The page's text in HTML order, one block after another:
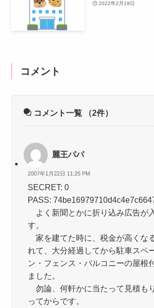
2022年2月19日
コメント
コメント一覧 （2件）
麗王パパ
2007年1月22日 11:25 PM
SECRET: 0
PASS:
よく新聞とかに折り込み広告が
す。
家を建てた時に、税金が高くな
れて、大分経過してから駐車スペ
ン・フェンス・バルコニーの屋根
ました。
勿論、何軒かに当たって見積も
ってからです。